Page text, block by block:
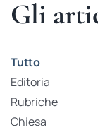
Gli
Tutto
Editoria
Rubriche
Chiesa